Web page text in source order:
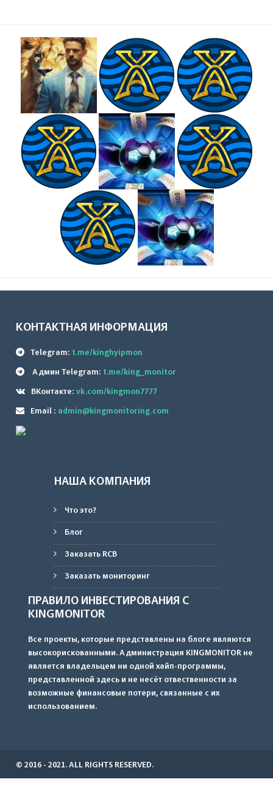
КОНТАКТНАЯ ИНФОРМАЦИЯ
Telegram: t.me/kinghyipmon
Админ Telegram: t.me/king_monitor
ВКонтакте:vk.com/kingmon7777
Email : admin@kingmonitoring.com
НАША КОМПАНИЯ
Что это?
Блог
Заказать RCB
Заказать мониторинг
ПРАВИЛО ИНВЕСТИРОВАНИЯ С
KINGMONITOR
Все проекты, которые представлены на блоге являются
высокорискованными. Администрация KINGMONITOR не
является владельцем ни одной хайп-программы,
представленной здесь и не несёт отвественности за
возможные финансовые потери, связанные с их
использованием.
© 2016 - 2021. ALL RIGHTS RESERVED.